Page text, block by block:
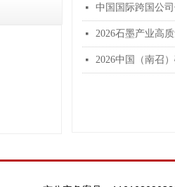
넷 中国国际跨国公
넷 2026石墨产业高
넷 2026中国（南召